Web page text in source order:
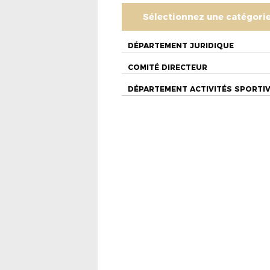
Sélectionnez une
DÉPARTEMENT JURIDIQUE
COMITÉ DIRECTEUR
DÉPARTEMENT ACTIVITÉS